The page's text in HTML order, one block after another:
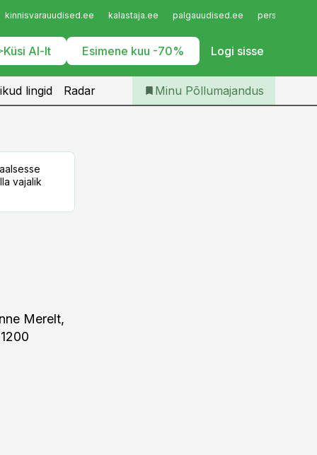
kinnisvarauudised.ee kalastaja.ee palgauudised.ee
Küsi AI-lt Esimene kuu -70% Logi sisse
Iseteenindus
Telli Põllumajandus
lingid Radar Minu Põllumajandus
vajalik
Merelt,